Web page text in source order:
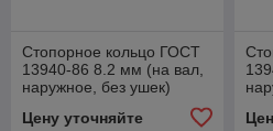
Стопорное кольцо ГОСТ
13940-86 8.2 мм (на вал,
наружное, без ушек)
Цену уточняйте